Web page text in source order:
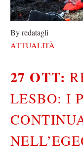
By redatagli
ATTUALITÀ
27 OTT:
LESBO: I